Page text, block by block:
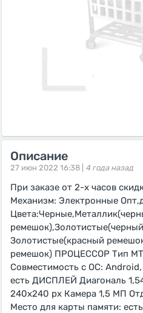
Описание
27 июн 2022 16:38 | 4 года назад
При заказе от 2-х часов
Механизм: Электронные
Золотистые(красный
ремешок) ПРОЦЕССОР Тип
Совместимость с ОС:
есть ДИСПЛЕЙ Диагональ
240х240 px Камера 1,5 МП
Место для карты памяти: